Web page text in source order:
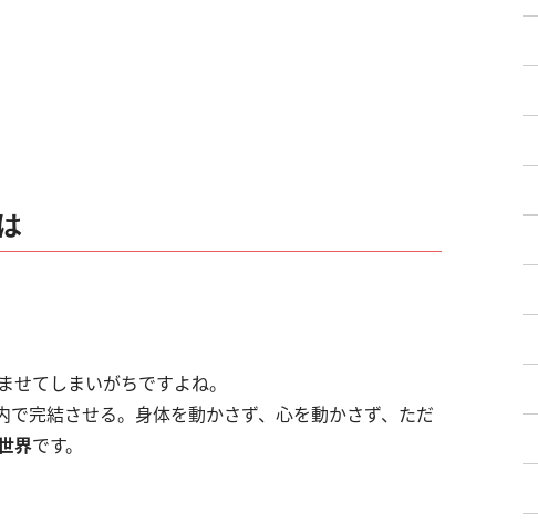
てしまいがちですよね。
完結させる。身体を動かさず、心を動かさず、ただ
界です。